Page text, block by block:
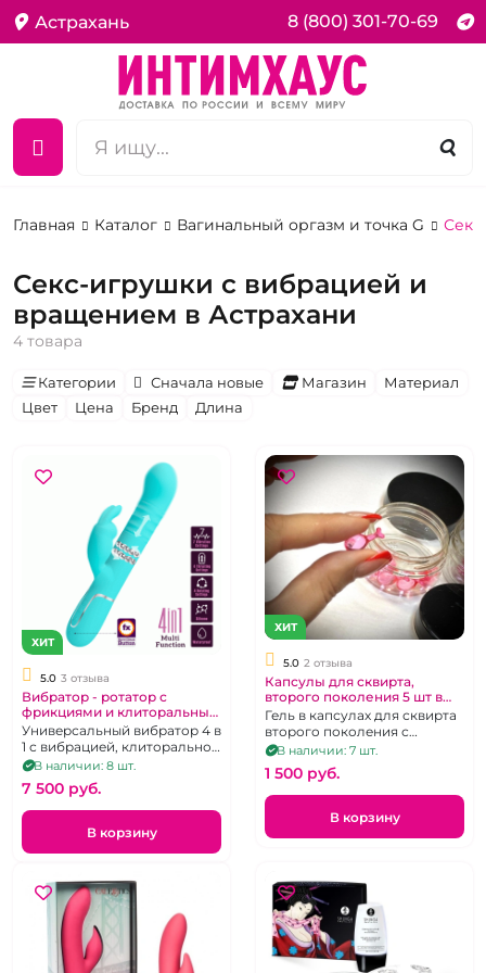
Астрахань 8 (800) 301-70-69
Главная Каталог Вагинальный оргазм и точка G
Секс-игрушки с вибрацией и
вращением в Астрахани
4 товара
Категории Сначала новые Магазин
Материал
Цвет
Цена Бренд Длина
ХИТ
5.0 3 отзыва
Вибратор - ротатор с
фрикциями и клиторальным
стимулятором "PrettyLove"
Twinkled Tenderness голубой
Универсальный вибратор 4 в
1 с вибрацией, клиторальной
стимуляцией, вращением и
возвратно-поступательными
движениями
В наличии: 8 шт.
7 500 pуб.
В корзину
ХИТ
5.0 2 отзыва
Капсулы для сквирта,
второго поколения 5 шт в
баночке
Гель в капсулах для сквирта
второго поколения с
эфирным маслом
В наличии: 7 шт.
1 500 pуб.
В корзину